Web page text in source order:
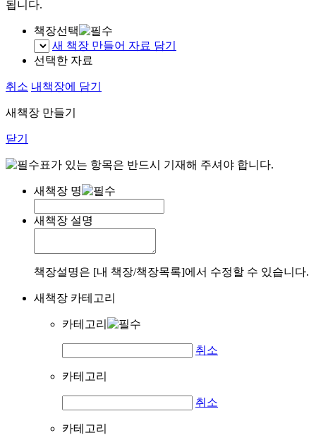
됩니다.
책장선택
새 책장 만들어 자료 담기
선택한 자료
취소 내책장에 담기
새책장 만들기
닫기
표가 있는 항목은 반드시 기재해 주셔야 합니다.
새책장 명
새책장 설명
책장설명은 [내 책장/책장목록]에서 수정할 수 있습니다.
새책장 카테고리
카테고리
취소
카테고리
취소
카테고리